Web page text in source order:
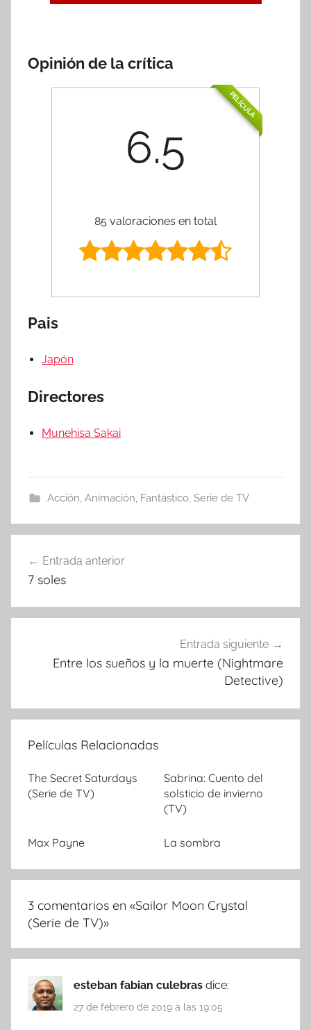
Opinión de la crítica
PELÍCULA
6.5
85 valoraciones en total
Pais
Japón
Directores
Munehisa Sakai
Acción, Animación, Fantástico, Serie de TV
Navegación
de
entradas
Entrada anterior
7 soles
Entrada siguiente
Entre los sueños y la muerte (Nightmare
Detective)
Películas Relacionadas
The Secret Saturdays
(Serie de TV)
Sabrina: Cuento del
solsticio de invierno
(TV)
Max Payne La sombra
3 comentarios en «Sailor Moon Crystal
(Serie de TV)»
esteban fabian culebras dice:
27 de febrero de 2019 a las 19:05